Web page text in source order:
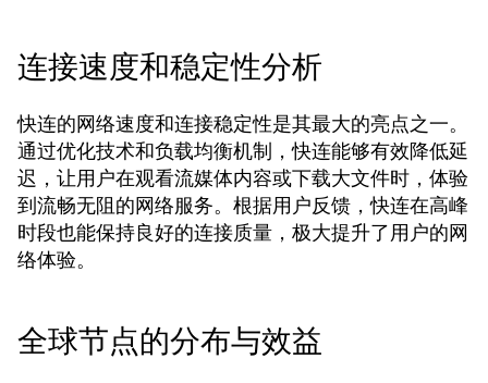
连接速度和稳定性分析
快连的网络速度和连接稳定性是其最大的亮点之一。
通过优化技术和负载均衡机制，快连能够有效降低延
迟，让用户在观看流媒体内容或下载大文件时，体验
到流畅无阻的网络服务。根据用户反馈，快连在高峰
时段也能保持良好的连接质量，极大提升了用户的网
络体验。
全球节点的分布与效益